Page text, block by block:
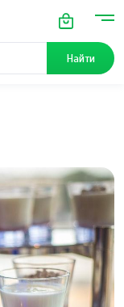
Найти